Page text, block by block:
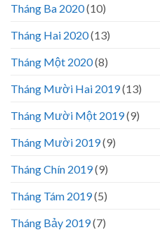
Tháng Ba 2020(10)
Tháng Hai 2020(13)
Tháng Một 2020(8)
Tháng Mười Hai 2019(13)
Tháng Mười Một 2019(9)
Tháng Mười 2019(9)
Tháng Chín 2019(9)
Tháng Tám 2019(5)
Tháng Bảy 2019(7)